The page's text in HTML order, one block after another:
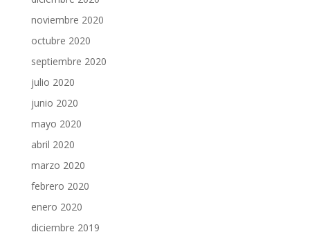
noviembre 2020
octubre 2020
septiembre 2020
julio 2020
junio 2020
mayo 2020
abril 2020
marzo 2020
febrero 2020
enero 2020
diciembre 2019